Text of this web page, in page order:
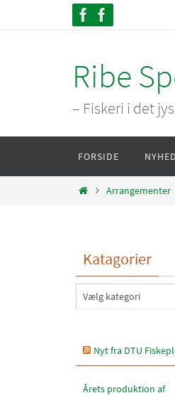
Ribe
– Fiskeri i det
content
FORSIDE
HomeArrangementer
Katagorier
Katagorier
Nyt fra DTU
Årets produktion af